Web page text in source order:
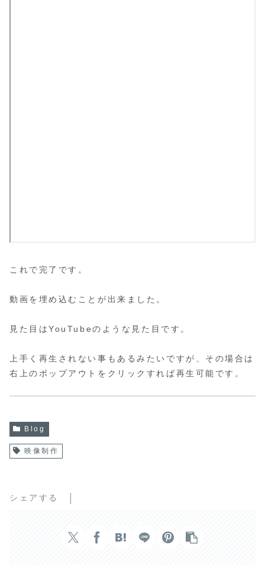
これで完了です。
動画を埋め込むことが出来ました。
見た目はYouTubeのような見た目です。
上手く再生されない事もあるみたいですが、その場合は
右上のポップアウトをクリックすれば再生可能です。
Blog
映像制作
シェアする